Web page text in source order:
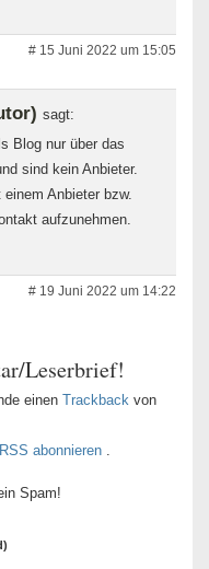
# 15 Juni 2022 um 15:05
sagt:
Blog nur über das
sind kein Anbieter.
Anbieter bzw.
aufzunehmen.
# 19 Juni 2022 um 14:22
Leserbrief!
einen Trackback von
abonnieren
Spam!